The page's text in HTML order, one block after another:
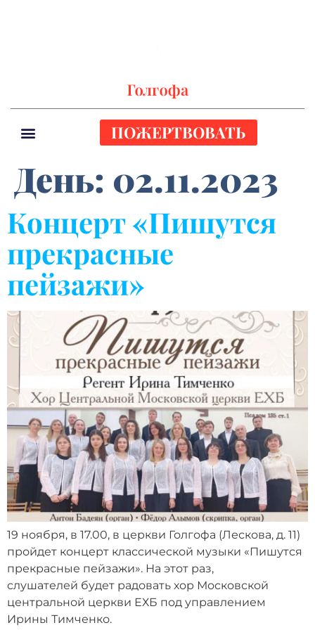
ПОЖЕРТВОВАТЬ
День: 02.11.2023
Концерт «Пишутся
прекрасные
пейзажи»
19 ноября, в 17.00, в церкви Голгофа (Лескова, д. 11)
пройдет концерт классической музыки «Пишутся
прекрасные пейзажи». На этот раз,
слушателей будет радовать хор Московской
центральной церкви ЕХБ под управлением
Ирины Тимченко.